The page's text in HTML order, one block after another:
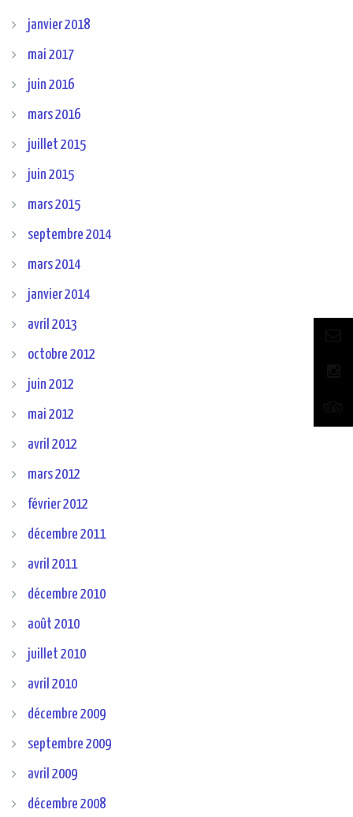
janvier 2018
mai 2017
juin 2016
mars 2016
juillet 2015
juin 2015
mars 2015
septembre 2014
mars 2014
janvier 2014
avril 2013
octobre 2012
juin 2012
mai 2012
avril 2012
mars 2012
février 2012
décembre 2011
avril 2011
décembre 2010
août 2010
juillet 2010
avril 2010
décembre 2009
septembre 2009
avril 2009
décembre 2008